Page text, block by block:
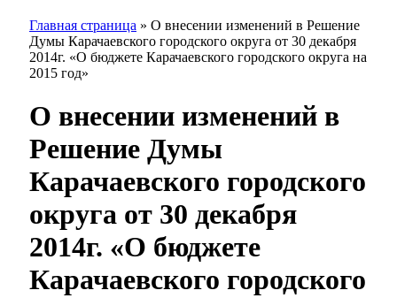
Главная страница » О внесении изменений в Решение
Думы Карачаевского городского округа от 30 декабря
2014г. «О бюджете Карачаевского городского округа на
2015 год»
О внесении изменений в
Решение Думы
Карачаевского городского
округа от 30 декабря
2014г. «О бюджете
Карачаевского городского